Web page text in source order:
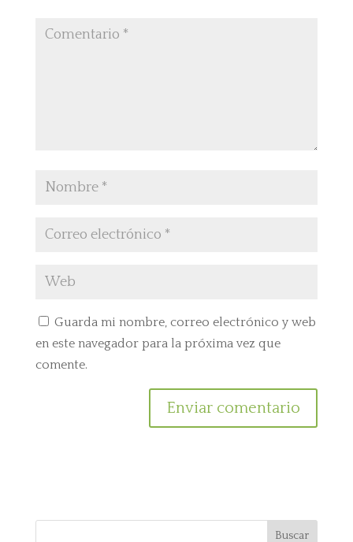
Guarda mi nombre, correo electrónico y web
en este navegador para la próxima vez que
comente.